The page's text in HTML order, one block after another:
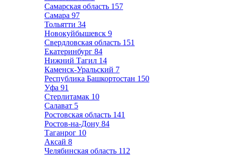
Самарская область 157
Самара 97
Тольятти 34
Новокуйбышевск 9
Свердловская область 151
Екатеринбург 84
Нижний Тагил 14
Каменск-Уральский 7
Республика Башкортостан 150
Уфа 91
Стерлитамак 10
Салават 5
Ростовская область 141
Ростов-на-Дону 84
Таганрог 10
Аксай 8
Челябинская область 112